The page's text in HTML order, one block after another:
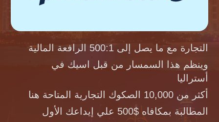
التجارة مع ما يصل إلى 500:1 الرافعة المالية
وينظم هذا السمسار من قبل اسيك في
أستراليا
أكثر من 10,000 الصكوك التجارية المتاحة هنا
المطالبة بمكافاه $500 علي إيداعك الأول